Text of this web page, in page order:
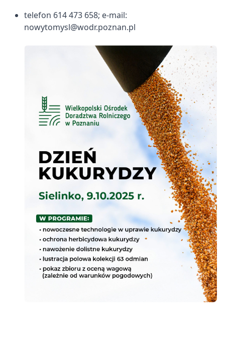
telefon 614 473 658; e-mail:
nowytomysl@wodr.poznan.pl